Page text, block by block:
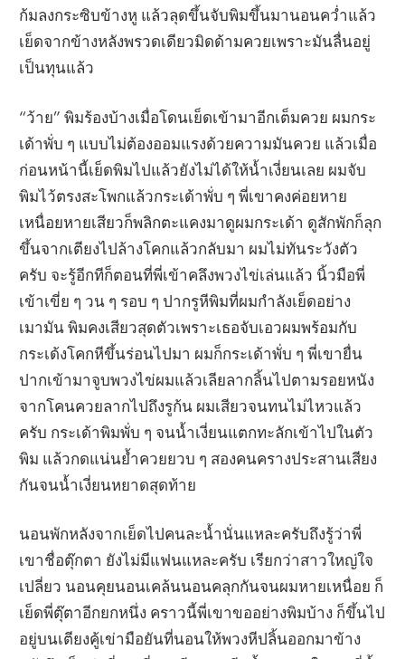
ก้มลงกระซิบข้างหู แล้วลุดขึ้นจับพิมขึ้นมานอนคว่ำแล้ว
เย็ดจากข้างหลังพรวดเดียวมิดด้ามควยเพราะมันลื่นอยู่
เป็นทุนแล้ว
“ว้าย” พิมร้องบ้างเมื่อโดนเย็ดเข้ามาอีกเต็มควย ผมกระ
เด้าพั่บ ๆ แบบไม่ต้องออมแรงด้วยความมันควย แล้วเมื่อ
ก่อนหน้านี้เย็ดพิมไปแล้วยังไม่ได้ให้น้ำเงี่ยนเลย ผมจับ
พิมไว้ตรงสะโพกแล้วกระเด้าพั่บ ๆ พี่เขาคงค่อยหาย
เหนื่อยหายเสียวก็พลิกตะแคงมาดูผมกระเด้า ดูสักพักก็ลุก
ขึ้นจากเตียงไปล้างโคกแล้วกลับมา ผมไม่ทันระวังตัว
ครับ จะรู้อีกทีก็ตอนที่พี่เข้าคลึงพวงไข่เล่นแล้ว นิ้วมือพี่
เข้าเขี่ย ๆ วน ๆ รอบ ๆ ปากรูหีพิมที่ผมกำลังเย็ดอย่าง
เมามัน พิมคงเสียวสุดตัวเพราะเธอจับเอวผมพร้อมกับ
กระเด้งโคกหีขึ้นร่อนไปมา ผมก็กระเด้าพั่บ ๆ พี่เขายื่น
ปากเข้ามาจูบพวงไข่ผมแล้วเลียลากลิ้นไปตามรอยหนัง
จากโคนควยลากไปถึงรูก้น ผมเสียวจนทนไม่ไหวแล้ว
ครับ กระเด้าพิมพั่บ ๆ จนน้ำเงี่ยนแตกทะลักเข้าไปในตัว
พิม แล้วกดแน่นย้ำควยยวบ ๆ สองคนครางประสานเสียง
กันจนน้ำเงี่ยนหยาดสุดท้าย
นอนพักหลังจากเย็ดไปคนละน้ำนั่นแหละครับถึงรู้ว่าพี่
เขาชื่อตุ๊กตา ยังไม่มีแฟนแหละครับ เรียกว่าสาวใหญ่ใจ
เปลี่ยว นอนคุยนอนเคล้นนอนคลุกกันจนผมหายเหนื่อย ก็
เย็ดพี่ตุ๊ตาอีกยกหนึ่ง คราวนี้พี่เขาขออย่างพิมบ้าง ก็ขึ้นไป
อยู่บนเตียงคู้เข่ามือยันที่นอนให้พวงหีปลิ้นออกมาข้าง